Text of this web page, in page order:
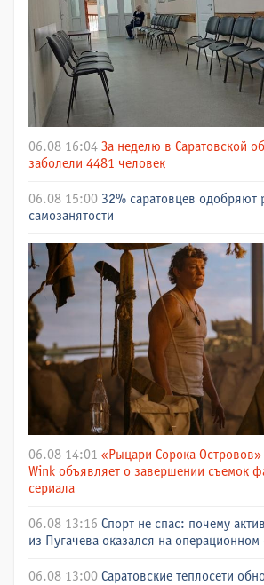
06.08 16:04 За неделю в Саратовской
заболели 4481 человек
06.08 15:00 32% саратовцев одобряют
самозанятости
06.08 14:01 «Рыцари Сорока Островов»
Wink объявляет о завершении съемок
сериала
06.08 13:16 Спорт не спас: почему
из Пугачева оказался на операционном
06.08 13:00 Саратовские теплосети